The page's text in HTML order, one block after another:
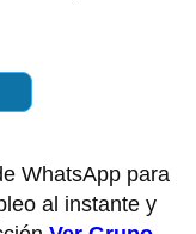
WhatsApp para
al instante y